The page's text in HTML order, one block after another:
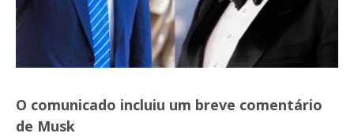
O comunicado incluiu um breve comentário
de Musk